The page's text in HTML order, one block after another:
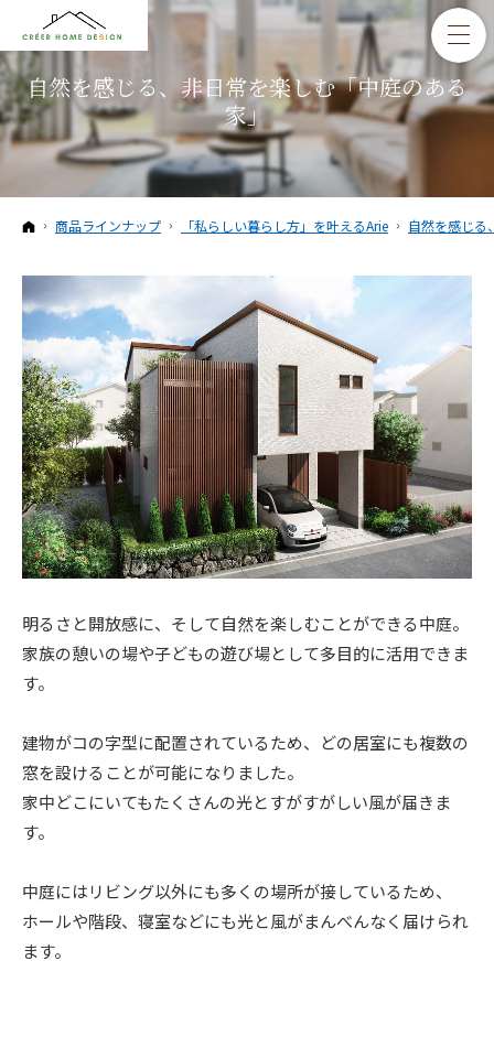
自然を感じる、非日常を楽しむ「中庭のある
家」
ホーム
商品ラインナップ 「私らしい暮らし方」を叶えるArie 自然を感じる
明るさと開放感に、そして自然を楽しむことができる中庭。
家族の憩いの場や子どもの遊び場として多目的に活用できま
す。
建物がコの字型に配置されているため、どの居室にも複数の
窓を設けることが可能になりました。
家中どこにいてもたくさんの光とすがすがしい風が届きま
す。
中庭にはリビング以外にも多くの場所が接しているため、
ホールや階段、寝室などにも光と風がまんべんなく届けられ
ます。